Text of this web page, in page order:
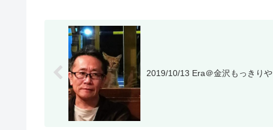
2019/10/13 Era＠金沢もっきりや